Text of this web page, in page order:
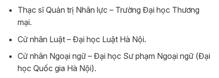
Thạc sĩ Quản trị Nhân lực – Trường Đại học Thương
mại.
Cử nhân Luật – Đại học Luật Hà Nội.
Cử nhân Ngoại ngữ – Đại học Sư phạm Ngoại ngữ (Đại
học Quốc gia Hà Nội).